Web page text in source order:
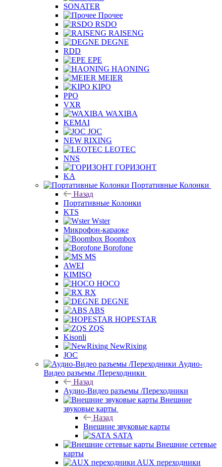
SONATER
Прочее
RSDO
RAISENG
DEGNE
RDD
EPE
HAONING
MEIER
KIPO
PPO
VXR
WAXIBA
KEMAI
JOC
NEW RIXING
LEOTEC
NNS
ГОРИЗОНТ
KA
Портативные Колонки
Назад
Портативные Колонки
KTS
Wster
Микрофон-караоке
Boombox
Borofone
MS
AWEI
KIMISO
HOCO
RX
DEGNE
ABS
HOPESTAR
ZQS
Kisonli
NewRixing
JOC
Аудио-
Видео разъемы /Переходники
Назад
Аудио-Видео разъемы /Переходники
Внешние
звуковые карты
Назад
Внешние звуковые карты
SATA
Внешние сетевые
карты
AUX переходники